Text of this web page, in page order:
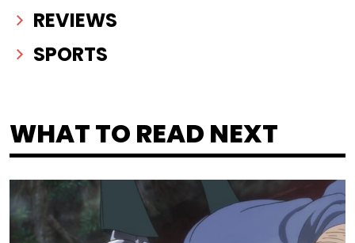
REVIEWS
SPORTS
WHAT TO READ NEXT